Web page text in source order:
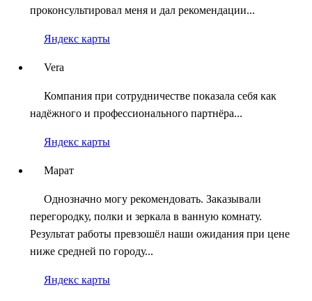
проконсультировал меня и дал рекомендации...
Яндекс карты
Vera
Компания при сотрудничестве показала себя как
надёжного и профессионального партнёра...
Яндекс карты
Марат
Однозначно могу рекомендовать. Заказывали
перегородку, полки и зеркала в ванную комнату.
Результат работы превзошёл наши ожидания при цене
ниже средней по городу...
Яндекс карты